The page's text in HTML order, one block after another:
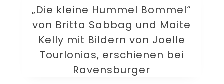
„Die kleine Hummel Bommel“
von Britta Sabbag und Maite
Kelly mit Bildern von Joelle
Tourlonias, erschienen bei
Ravensburger